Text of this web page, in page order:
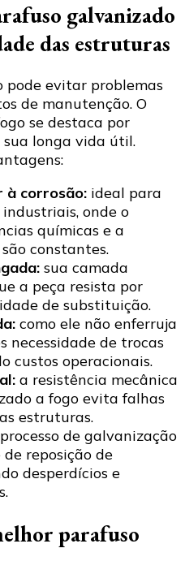
galvanizado
das estruturas
pode evitar problemas
de manutenção. O
se destaca por
longa vida útil.
à corrosão: ideal para
onde o
químicas e a
constantes.
sua camada
a peça resista por
de substituição.
como ele não enferruja
necessidade de trocas
custos operacionais.
a resistência mecânica
a fogo evita falhas
estruturas.
de galvanização
reposição de
desperdícios e
parafuso